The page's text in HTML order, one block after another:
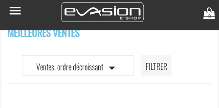
 0
MEILLEURES VENTES
Ventes, ordre décroissant  FILTRER